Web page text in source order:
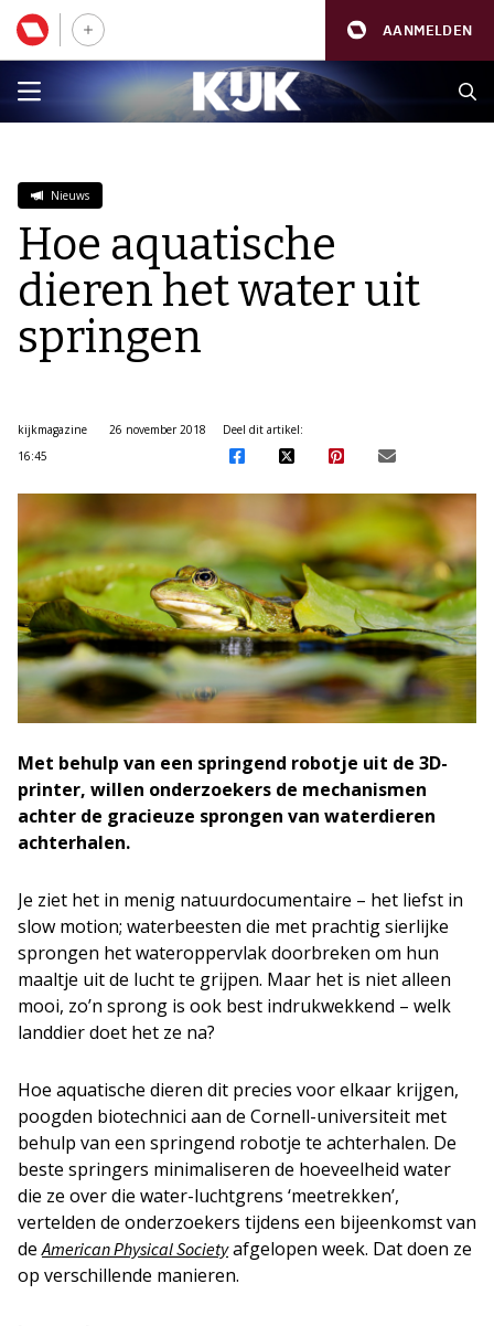
AANMELDEN
Nieuws
Hoe aquatische
dieren het water uit
springen
kijkmagazine
26 november 2018
16:45
Deel dit artikel:
Met behulp van een springend robotje uit de 3D-
printer, willen onderzoekers de mechanismen
achter de gracieuze sprongen van waterdieren
achterhalen.
Je ziet het in menig natuurdocumentaire – het liefst in
slow motion; waterbeesten die met prachtig sierlijke
sprongen het wateroppervlak doorbreken om hun
maaltje uit de lucht te grijpen. Maar het is niet alleen
mooi, zo’n sprong is ook best indrukwekkend – welk
landdier doet het ze na?
Hoe aquatische dieren dit precies voor elkaar krijgen,
poogden biotechnici aan de Cornell-universiteit met
behulp van een springend robotje te achterhalen. De
beste springers minimaliseren de hoeveelheid water
die ze over die water-luchtgrens ‘meetrekken’,
vertelden de onderzoekers tijdens een bijeenkomst van
deAmerican Physical Societyafgelopen week. Dat doen ze
op verschillende manieren.